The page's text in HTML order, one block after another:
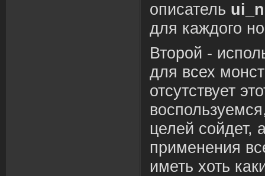
описатель
для каждого
Второй -
для всех
отсутствует
целей сойдет,
применения
иметь хоть